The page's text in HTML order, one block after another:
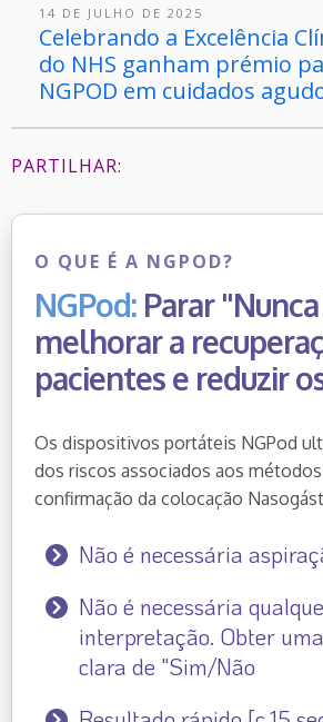
14 DE JULHO DE 2025
Celebrando a Excelência
do NHS ganham prémio
NGPOD em cuidados
PARTILHAR:
O QUE É A NGPOD?
NGPod: Parar
melhorar a
pacientes e reduzir
Os dispositivos portáteis NGPod
dos riscos associados aos
confirmação da colocação
Não é necessária
Não é necessária
interpretação. Obter
clara de "Sim/Não